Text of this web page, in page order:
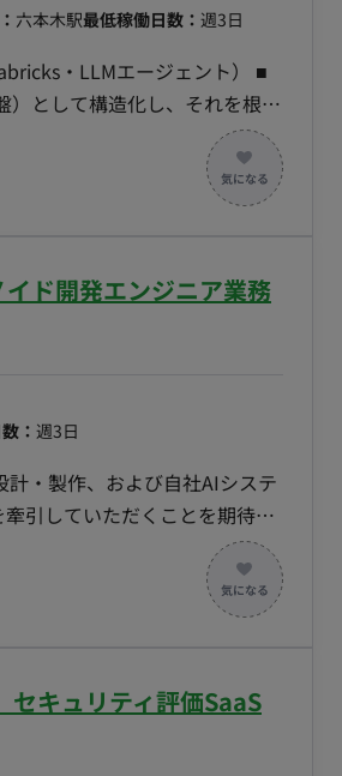
どの従業員向けコラボレー
レット、スマートフォンなど
ティ対策、およびMDM
の運用を統括。 - EUCに
築し、効率的な運用を実現。
線、LAN環境の企画、設計、
六本木駅最低稼働日数： 週3日
・LLMエージェント） ■
）として構造化し、それを根拠
認アプリを Databricks 上に構
用テスト・チューニングまで
・インターンを手足に使い、
ントを実装する。生成結果に
ール・禁則・用語の定義を、
Databricks Apps想定）を実
タ基盤整備：Delta／Unity
スク化し、インターン2〜3名
切り分け：基盤（Databricks）
部やらせる」ではなく、人が
が仕組みに置き換わっていく
がたいです。
ド開発エンジニア業務
： 週3日
・製作、および自社AIシステ
引していただくことを期待し
）に向けた耐久性向上や、人
ための機構・駆動系を緻密にコ
イドの物理動作をリアルタイ
ン環境（Unity/UE）とハード
キュリティ評価SaaS